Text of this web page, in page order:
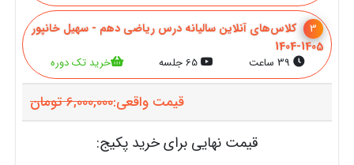
3
کلاس‌های آنلاین سالیانه درس ریاضی دهم - سهیل خانپور
1405-1404
خرید تک دوره
قیمت واقعی:6,000,000تومان
قیمت نهایی برای خرید پکیج: